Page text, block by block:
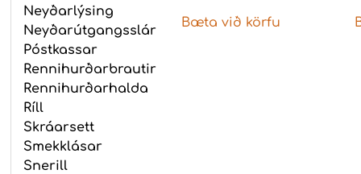
Neyðarlýsing
Neyðarútgangsslár
Póstkassar
Rennihurðarbrautir
Rennihurðarhalda
Ríll
Skráarsett
Smekklásar
Snerill
Bæta við körfu